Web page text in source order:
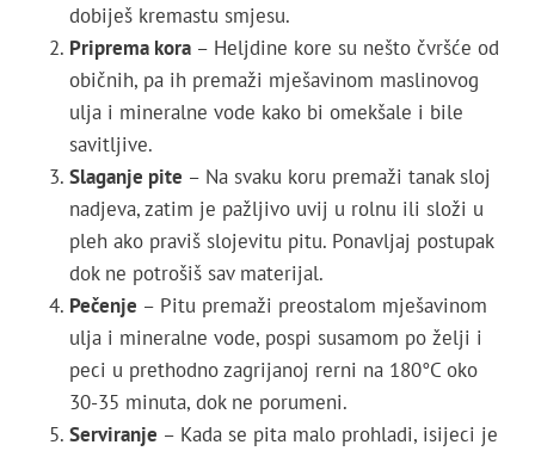
dobiješ kremastu smjesu.
Priprema kora – Heljdine kore su nešto čvršće od
običnih, pa ih premaži mješavinom maslinovog
ulja i mineralne vode kako bi omekšale i bile
savitljive.
Slaganje pite – Na svaku koru premaži tanak sloj
nadjeva, zatim je pažljivo uvij u rolnu ili složi u
pleh ako praviš slojevitu pitu. Ponavljaj postupak
dok ne potrošiš sav materijal.
Pečenje – Pitu premaži preostalom mješavinom
ulja i mineralne vode, pospi susamom po želji i
peci u prethodno zagrijanoj rerni na 180°C oko
30-35 minuta, dok ne porumeni.
Serviranje – Kada se pita malo prohladi, isijeci je